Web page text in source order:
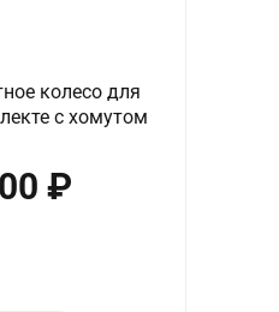
колесо для
с хомутом
₽